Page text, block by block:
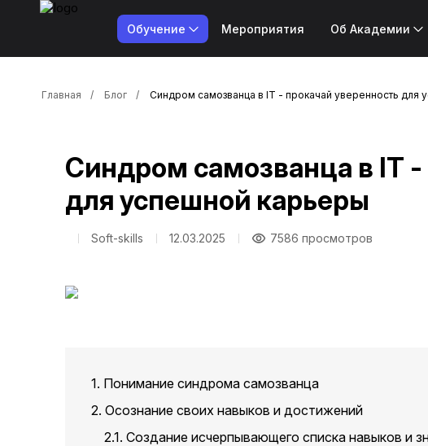
Обучение Мероприятия Об Академии
Главная Блог Синдром самозванца в IT - прокачай уверенность для
Синдром самозванца в IT -
для успешной карьеры
Soft-skills 12.03.2025 7586 просмотров
1. Понимание синдрома самозванца
2. Осознание своих навыков и достижений
2.1. Создание исчерпывающего списка навыков и